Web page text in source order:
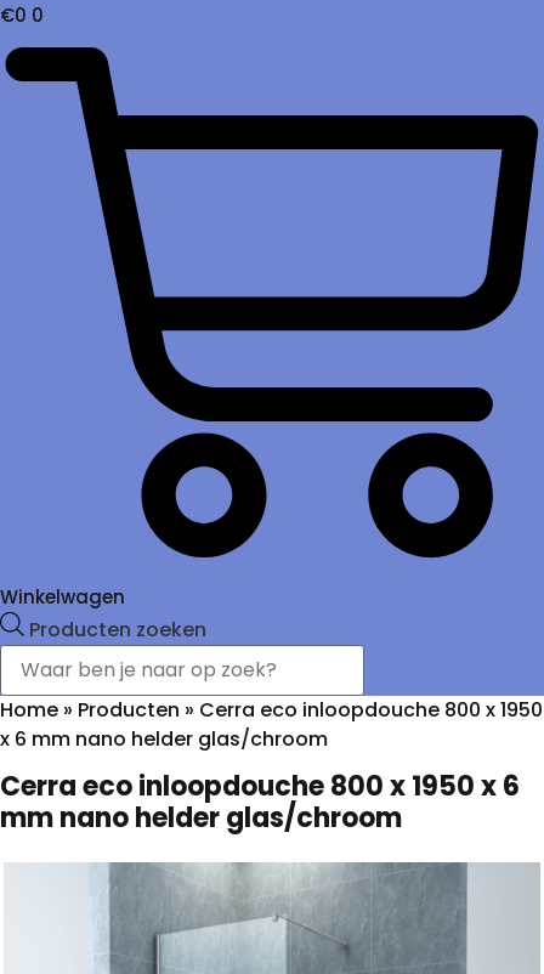
€0 0
Winkelwagen
Producten zoeken
Home » Producten » Cerra eco inloopdouche 800 x 1950
x 6 mm nano helder glas/chroom
Cerra eco inloopdouche 800 x 1950 x 6
mm nano helder glas/chroom